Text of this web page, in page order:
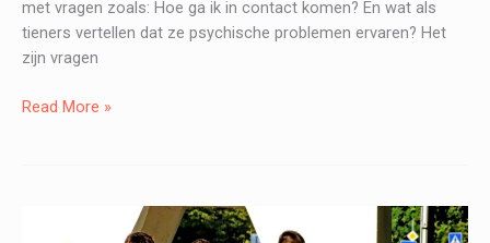
met vragen zoals: Hoe ga ik in contact komen? En wat als
tieners vertellen dat ze psychische problemen ervaren? Het
zijn vragen
Basistraining
Read More »